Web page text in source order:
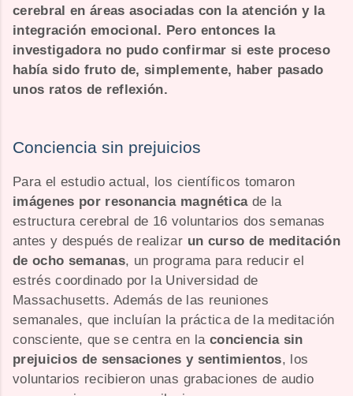
cerebral en áreas asociadas con la atención y la
integración emocional. Pero entonces la
investigadora no pudo confirmar si este proceso
había sido fruto de, simplemente, haber pasado
unos ratos de reflexión.
Conciencia sin prejuicios
Para el estudio actual, los científicos tomaron
imágenes por resonancia magnéticade la
estructura cerebral de 16 voluntarios dos semanas
antes y después de realizar un curso de meditación
de ocho semanas, un programa para reducir el
estrés coordinado por la Universidad de
Massachusetts. Además de las reuniones
semanales, que incluían la práctica de la meditación
consciente, que se centra en la conciencia sin
prejuicios de sensaciones y sentimientos, los
voluntarios recibieron unas grabaciones de audio